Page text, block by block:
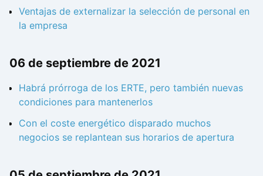
Ventajas de externalizar la selección de personal en
la empresa
06 de septiembre de 2021
Habrá prórroga de los ERTE, pero también nuevas
condiciones para mantenerlos
Con el coste energético disparado muchos
negocios se replantean sus horarios de apertura